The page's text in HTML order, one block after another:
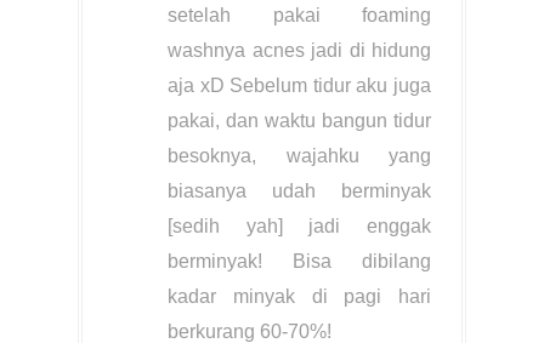
setelah pakai foaming
washnya acnes jadi di hidung
aja xD Sebelum tidur aku juga
pakai, dan waktu bangun tidur
besoknya, wajahku yang
biasanya udah berminyak
[sedih yah] jadi enggak
berminyak! Bisa dibilang
kadar minyak di pagi hari
berkurang 60-70%!